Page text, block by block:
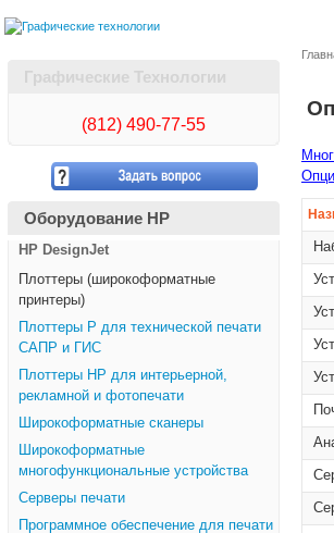
Графические Технологии
(812) 490-77-55
Оборудование HP
HP DesignJet
Плоттеры (широкоформатные
принтеры)
Плоттеры Р для технической печати
САПР и ГИС
Плоттеры НР для интерьерной,
рекламной и фотопечати
Широкоформатные сканеры
Широкоформатные
многофункциональные устройства
Серверы печати
Программное обеспечение для печати